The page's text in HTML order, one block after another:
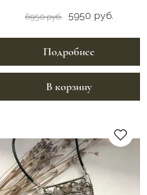
6950 руб. 5950 руб.
Подробнее
В корзину